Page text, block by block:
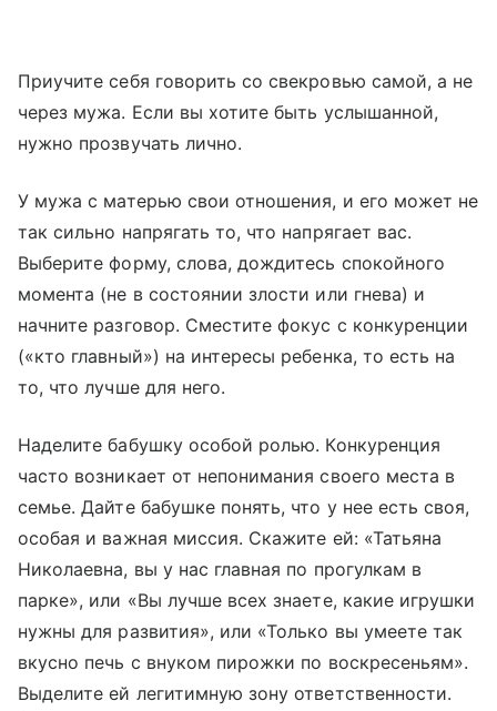
Приучите себя говорить со свекровью самой, а не
через мужа. Если вы хотите быть услышанной,
нужно прозвучать лично.
У мужа с матерью свои отношения, и его может не
так сильно напрягать то, что напрягает вас.
Выберите форму, слова, дождитесь спокойного
момента (не в состоянии злости или гнева) и
начните разговор. Сместите фокус с конкуренции
(«кто главный») на интересы ребенка, то есть на
то, что лучше для него.
Наделите бабушку особой ролью. Конкуренция
часто возникает от непонимания своего места в
семье. Дайте бабушке понять, что у нее есть своя,
особая и важная миссия. Скажите ей: «Татьяна
Николаевна, вы у нас главная по прогулкам в
парке», или «Вы лучше всех знаете, какие игрушки
нужны для развития», или «Только вы умеете так
вкусно печь с внуком пирожки по воскресеньям».
Выделите ей легитимную зону ответственности.